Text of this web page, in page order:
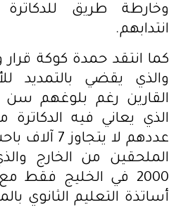
وخارطة طريق
انتدابهم.
كما انتقد حمدة كوكة قرار
والذي يقضي بالتمديد
القارين رغم بلوغهم سن
الذي يعاني فيه
عددهم لا
الملحقين من الخارج
2000 في الخليج فقط
أساتذة التعليم الثانوي